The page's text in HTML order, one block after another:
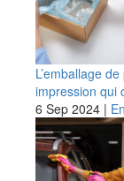
L’emballage
impression qui
6 Sep 2024 |